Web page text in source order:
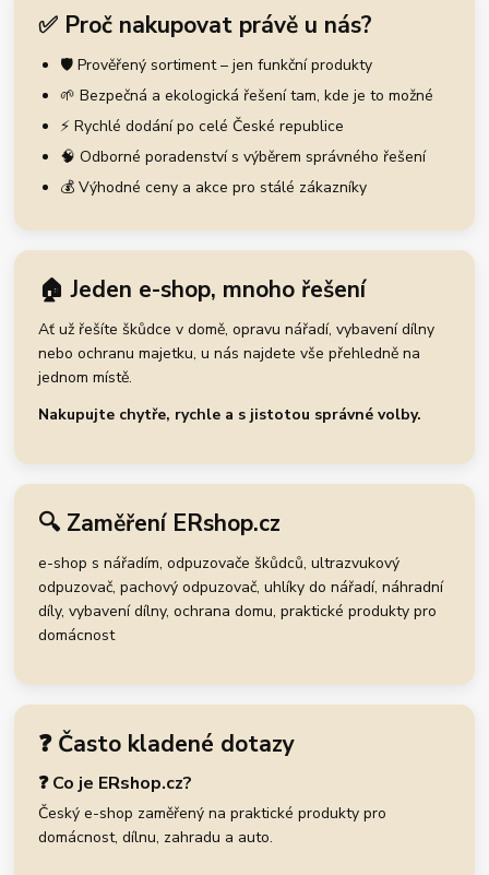
✅ Proč nakupovat právě u nás?
🛡️ Prověřený sortiment – jen funkční produkty
🌱 Bezpečná a ekologická řešení tam, kde je to možné
⚡ Rychlé dodání po celé České republice
🧠 Odborné poradenství s výběrem správného řešení
💰 Výhodné ceny a akce pro stálé zákazníky
🏠 Jeden e-shop, mnoho řešení
Ať už řešíte škůdce v domě, opravu nářadí, vybavení dílny
nebo ochranu majetku, u nás najdete vše přehledně na
jednom místě.
Nakupujte chytře, rychle a s jistotou správné volby.
🔍 Zaměření ERshop.cz
e-shop s nářadím, odpuzovače škůdců, ultrazvukový
odpuzovač, pachový odpuzovač, uhlíky do nářadí, náhradní
díly, vybavení dílny, ochrana domu, praktické produkty pro
domácnost
❓ Často kladené dotazy
❓ Co je ERshop.cz?
Český e-shop zaměřený na praktické produkty pro
domácnost, dílnu, zahradu a auto.